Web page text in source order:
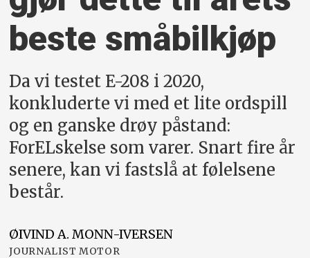
beste småbilkjøp
Da vi testet E-208 i 2020,
konkluderte vi med et lite ordspill
og en ganske drøy påstand:
ForELskelse som varer. Snart fire år
senere, kan vi fastslå at følelsene
består.
ØIVIND A. MONN-IVERSEN
JOURNALIST MOTOR